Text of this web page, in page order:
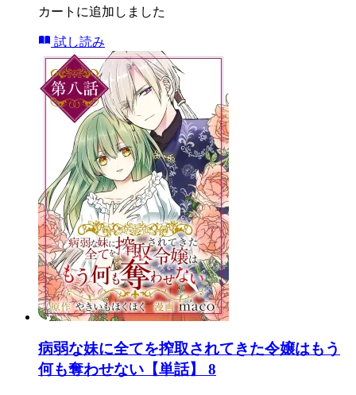
カートに追加しました
試し読み
病弱な妹に全てを搾取されてきた令嬢はもう
何も奪わせない【単話】 8